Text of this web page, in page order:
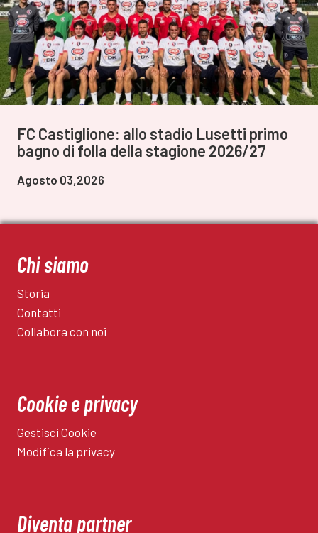
FC Castiglione: allo stadio Lusetti primo
bagno di folla della stagione 2026/27
Agosto 03,2026
Chi siamo
Storia
Contatti
Collabora con noi
Cookie e privacy
Gestisci Cookie
Modifica la privacy
Diventa partner